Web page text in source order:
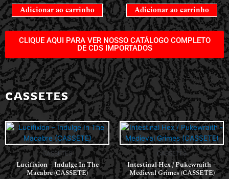
Adicionar ao carrinho Adicionar ao carrinho
CLIQUE AQUI PARA VER NOSSO CATÁLOGO COMPLETO
DE CDS IMPORTADOS
CASSETES
CASSETES
Lucifixion – Indulge In The
Macabre (CASSETE)
CASSETES
Intestinal Hex / Pukewraith –
Medieval Grimes (CASSETE)